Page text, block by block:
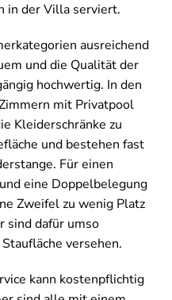
in der Villa serviert.
ausreichend
und die Qualität der
hochwertig. In den
mit Privatpool
Kleiderschränke zu
und bestehen fast
Für einen
eine Doppelbelegung
Zweifel zu wenig Platz
sind dafür umso
versehen.
kann kostenpflichtig